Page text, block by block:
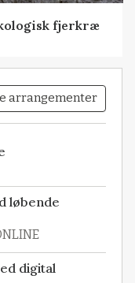
fjerkræ
arrangementer
løbende
digital